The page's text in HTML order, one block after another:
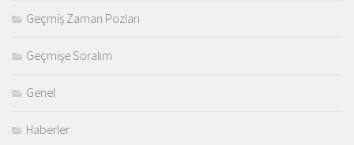
Geçmiş Zaman Pozları
Geçmişe Soralım
Genel
Haberler